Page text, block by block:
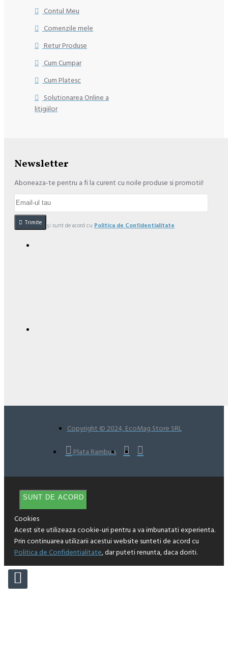
Contul Meu
Comenzile mele
Retur Produse
Cum Cumpar
Cum Platesc
Solutionarea Online a
litigiilor
Newsletter
Aboneaza-te pentru a fi la curent cu noile produse si promotii!
Trimite
Am citit şi sunt de acord cu Politica de Confidentialitate
Copyright © 2024, EcoMag Store SRL
Plata Ramburs
SUNT DE ACORD
Cookies
Acest site utilizeaza cookie-uri pentru a va imbunatati experienta.
Prin continuarea utilizarii acestui website sunteti de acord cu
Politica de Confidentialitate, dar puteti renunta, daca doriti.